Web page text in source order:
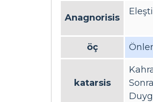
Anagnorisis
öç
katarsis